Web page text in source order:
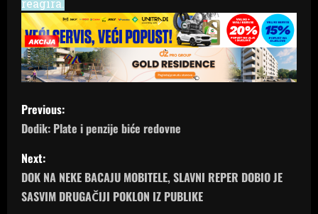
P
o
s
t
Previous:
Dodik: Plate i penzije biće redovne
Next:
DOK NA NEKE BACAJU MOBITELE, SLAVNI REPER DOBIO JE
SASVIM DRUGAČIJI POKLON IZ PUBLIKE